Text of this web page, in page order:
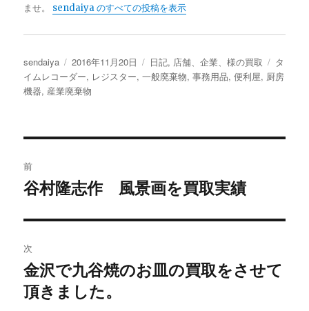
ませ。 sendaiya のすべての投稿を表示
投
稿
者
sendaiya
投
稿
日:
2016年11月20日
カ
テ
日記, 店舗、企業、様の買取
タ
グ
タ
イムレコーダー, レジスター,一般廃棄物,事務用品,便利屋, 厨房
機器, 産業廃棄物
稿
ビ
ゲ
ー
前
過
の
投
稿:
谷村隆志作 風景画を買取実績
次
次
の
金沢で九谷焼のお皿の買取をさせて
頂きました。